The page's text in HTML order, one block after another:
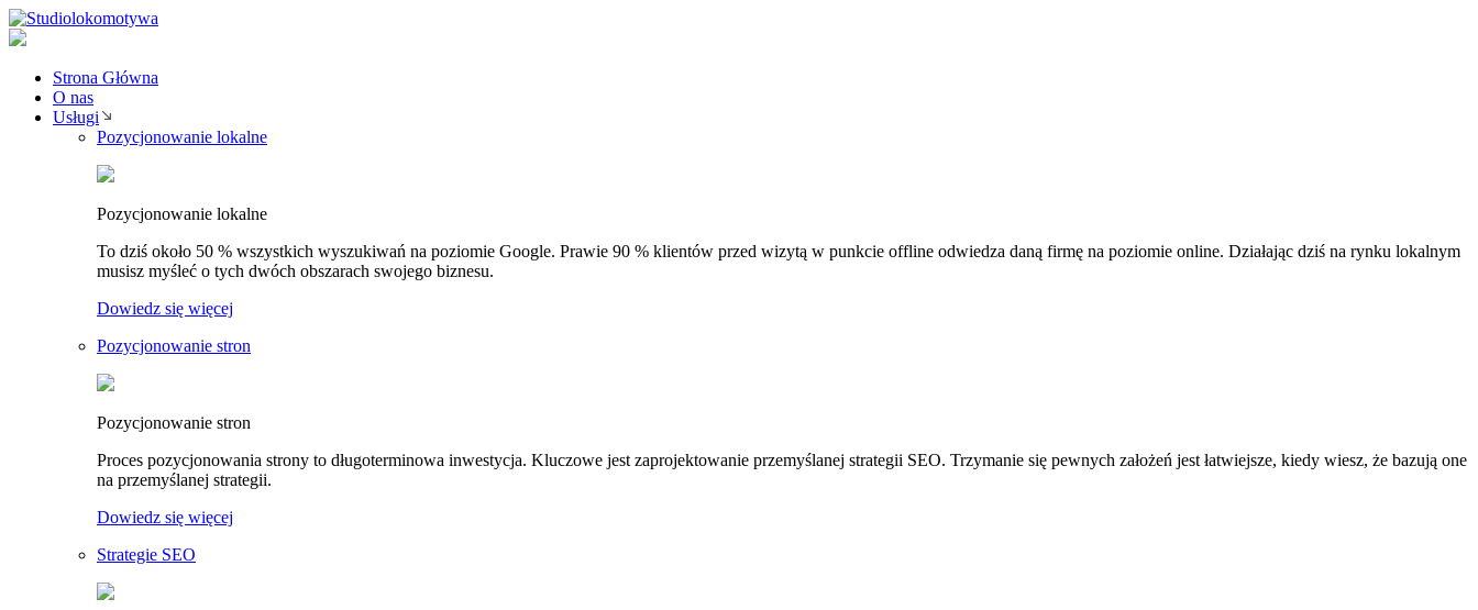
Strona Główna
O nas
Usługi
Pozycjonowanie lokalne
Pozycjonowanie lokalne
To dziś około 50 % wszystkich wyszukiwań na poziomie Google. Prawie 90 % klientów przed wizytą w punkcie offline odwiedza daną firmę na poziomie online. Działając dziś na rynku lokalnym
musisz myśleć o tych dwóch obszarach swojego biznesu.
Dowiedz się więcej
Pozycjonowanie stron
Pozycjonowanie stron
Proces pozycjonowania strony to długoterminowa inwestycja. Kluczowe jest zaprojektowanie przemyślanej strategii SEO. Trzymanie się pewnych założeń jest łatwiejsze, kiedy wiesz, że bazują one
na przemyślanej strategii.
Dowiedz się więcej
Strategie SEO